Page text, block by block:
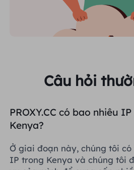
Câu hỏi
PROXY.CC có bao nhiêu
Kenya?
Ở giai đoạn này, chúng tôi có
IP trong Kenya và chúng tôi